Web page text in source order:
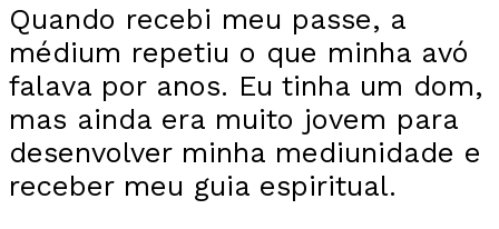
Quando recebi meu passe, a
médium repetiu o que minha avó
falava por anos. Eu tinha um dom,
mas ainda era muito jovem para
desenvolver minha mediunidade e
receber meu guia espiritual.